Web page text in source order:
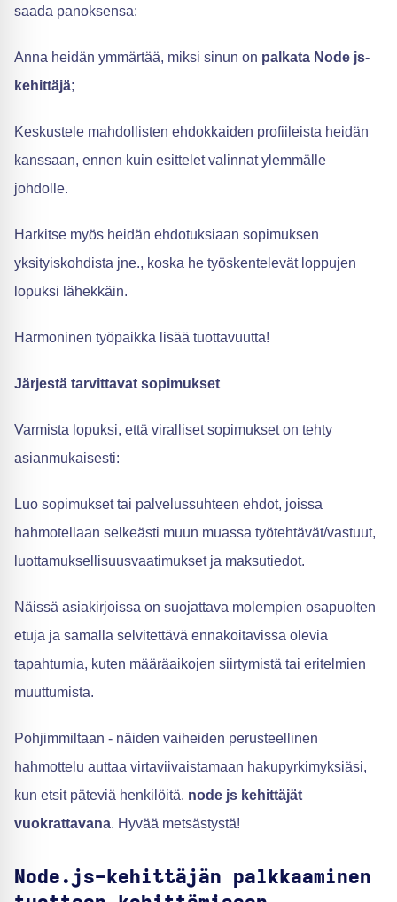
saada panoksensa:
Anna heidän ymmärtää, miksi sinun on palkata Node js-
kehittäjä;
Keskustele mahdollisten ehdokkaiden profiileista heidän
kanssaan, ennen kuin esittelet valinnat ylemmälle
johdolle.
Harkitse myös heidän ehdotuksiaan sopimuksen
yksityiskohdista jne., koska he työskentelevät loppujen
lopuksi lähekkäin.
Harmoninen työpaikka lisää tuottavuutta!
Järjestä tarvittavat sopimukset
Varmista lopuksi, että viralliset sopimukset on tehty
asianmukaisesti:
Luo sopimukset tai palvelussuhteen ehdot, joissa
hahmotellaan selkeästi muun muassa työtehtävät/vastuut,
luottamuksellisuusvaatimukset ja maksutiedot.
Näissä asiakirjoissa on suojattava molempien osapuolten
etuja ja samalla selvitettävä ennakoitavissa olevia
tapahtumia, kuten määräaikojen siirtymistä tai eritelmien
muuttumista.
Pohjimmiltaan - näiden vaiheiden perusteellinen
hahmottelu auttaa virtaviivaistamaan hakupyrkimyksiäsi,
kun etsit päteviä henkilöitä. node js kehittäjät
vuokrattavana. Hyvää metsästystä!
Node.js-kehittäjän palkkaaminen